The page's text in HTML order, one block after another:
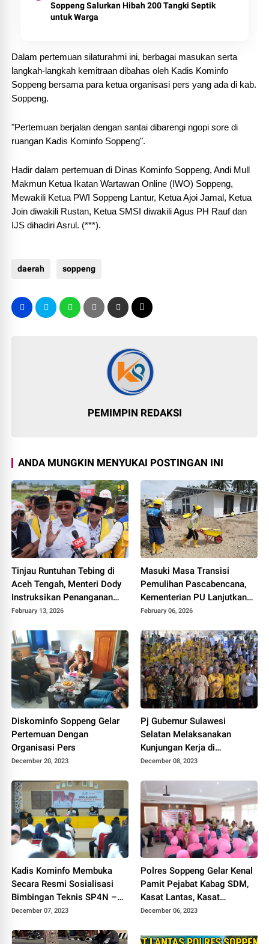
Soppeng Salurkan Hibah 200 Tangki Septik
untuk Warga
Dalam pertemuan silaturahmi ini, berbagai masukan serta
langkah-langkah kemitraan dibahas oleh Kadis Kominfo
Soppeng bersama para ketua organisasi pers yang ada di kab.
Soppeng.
"Pertemuan berjalan dengan santai dibarengi ngopi sore di
ruangan Kadis Kominfo Soppeng".
Hadir dalam pertemuan di Dinas Kominfo Soppeng, Andi Mull
Makmun Ketua Ikatan Wartawan Online (IWO) Soppeng,
Mewakili Ketua PWI Soppeng Lantur, Ketua Ajoi Jamal, Ketua
Join diwakili Rustan, Ketua SMSI diwakili Agus PH Rauf dan
IJS dihadiri Asrul. (***).
daerah soppeng
PEMIMPIN REDAKSI
ANDA MUNGKIN MENYUKAI POSTINGAN INI
Tinjau Runtuhan Tebing di
Aceh Tengah, Menteri Dody
Instruksikan Penanganan
Komprehensif Sesuai Arahan
February 13, 2026
Masuki Masa Transisi
Pemulihan Pascabencana,
Kementerian PU Lanjutkan
Program Rehabilitasi
Provinsi Aceh
February 06, 2026
Diskominfo Soppeng Gelar
Pertemuan Dengan
Organisasi Pers
December 20, 2023
Pj Gubernur Sulawesi
Selatan Melaksanakan
Kunjungan Kerja di
Kab.Soppeng
December 08, 2023
Kadis Kominfo Membuka
Secara Resmi Sosialisasi
Bimbingan Teknis SP4N –
LAPOR & PPID Lingkup
December 07, 2023
Polres Soppeng Gelar Kenal
Pamit Pejabat Kabag SDM,
Kasat Lantas, Kasat
Intelkam, Kapolsek Lilirilau
December 06, 2023